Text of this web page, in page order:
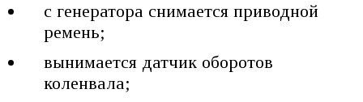
с генератора снимается приводной
ремень;
вынимается датчик оборотов
коленвала;